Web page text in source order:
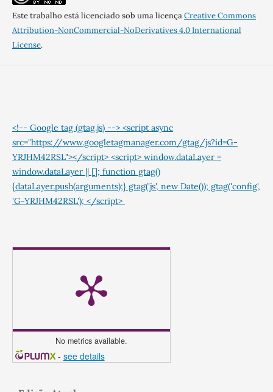
Este trabalho está licenciado sob uma licençaCreative Commons
Attribution-NonCommercial-NoDerivatives 4.0 International
License.
<!-- Google tag (gtag.js) --> <script async
src="https://www.googletagmanager.com/gtag/js?id=G-
YRJHM42RSL"></script> <script> window.dataLayer =
window.dataLayer || []; function gtag()
{dataLayer.push(arguments);} gtag('js', new Date()); gtag('config',
'G-YRJHM42RSL'); </script>
No metrics available.
- see details